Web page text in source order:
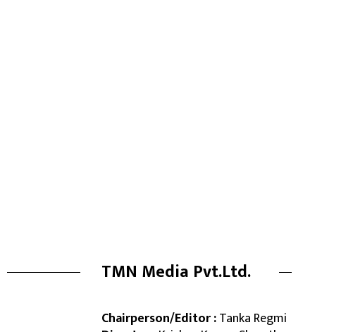
TMN Media Pvt.Ltd.
Chairperson/Editor :Tanka Regmi